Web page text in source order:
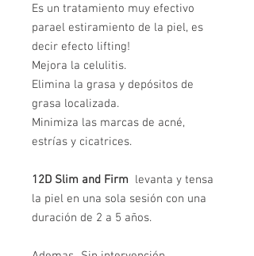
Es un tratamiento muy efectivo
parael estiramiento de la piel, es
decir efecto lifting!
Mejora la celulitis.
Elimina la grasa y depósitos de
grasa localizada.
Minimiza las marcas de acné,
estrías y cicatrices.
12D Slim and Firm levanta y tensa
la piel en una sola sesión con una
duración de 2 a 5 años.